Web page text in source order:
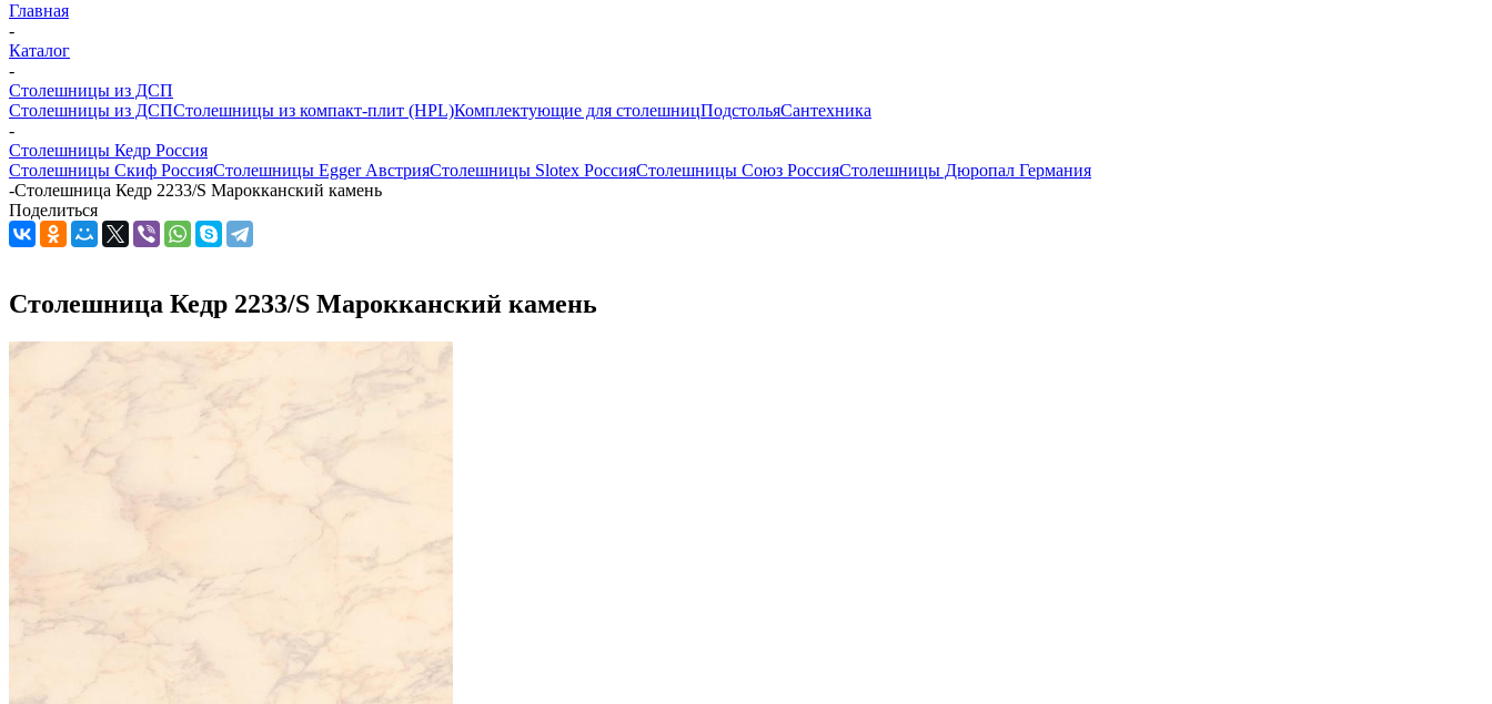
Главная
-
Каталог
-
Столешницы из ДСП
Столешницы из ДСПСтолешницы из компакт-плит (HPL)Комплектующие для столешницПодстольяСантехника
-
Столешницы Кедр Россия
Столешницы Скиф РоссияСтолешницы Egger АвстрияСтолешницы Slotex РоссияСтолешницы Союз РоссияСтолешницы Дюропал Германия
-Столешница Кедр 2233/S Марокканский камень
Поделиться
Столешница Кедр 2233/S Марокканский камень